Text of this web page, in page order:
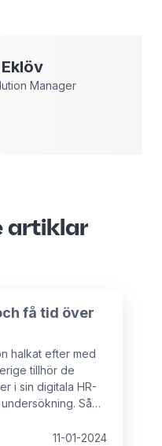
Eklöv
Manager
artiklar
få tid över
halkat efter med
tillhör de
i sin digitala HR-
Så
på
11-01-2024